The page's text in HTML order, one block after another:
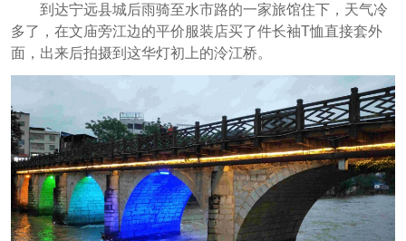
到达宁远县城后雨骑至水市路的一家旅馆住下，天气冷
多了，在文庙旁江边的平价服装店买了件长袖T恤直接套外
面，出来后拍摄到这华灯初上的泠江桥。